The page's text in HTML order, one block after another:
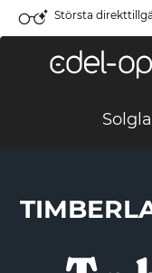
Största